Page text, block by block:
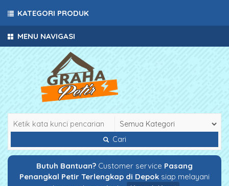
MENU NAVIGASI
Cari
Butuh Bantuan? Customer service Pasang
Penangkal Petir Terlengkap di Depok siap melayani
KATEGORI PRODUK